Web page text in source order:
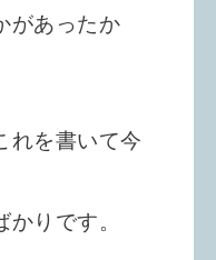
があったか
れを書いて今
りです。